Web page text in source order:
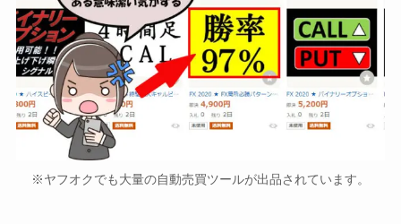
※ヤフオクでも大量の自動売買ツールが出品されています。